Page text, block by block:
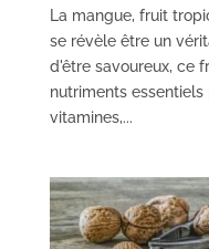
La mangue, fruit
se révèle être un
d'être savoureux, ce
nutriments essentiels
vitamines,...